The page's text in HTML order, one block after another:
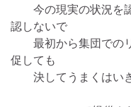
今の現実の状況を認
認しないで
最初から集団でのリ
促しても
決してうまくはいき